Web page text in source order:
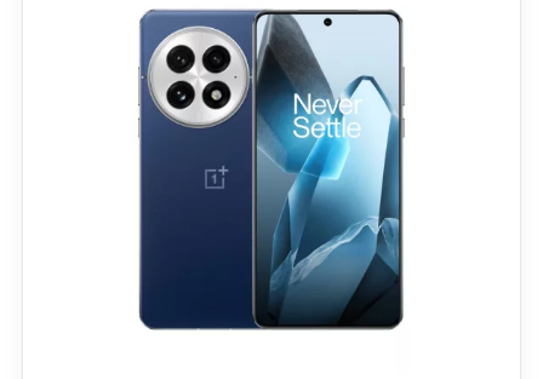
ความสว่างจอสูงสุด: 3,000 nits เป็น 3,300
nits (จอ Super Actua 6.8" ทั้งคู่)
แบตเตอรี่: ประมาณ 5,060 mAh เพิ่มขึ้น
ประมาณ 5,200 mAh (อึดขึ้นเล็กน้อย)
: จาก Qi (Pixel Stand 2 สูงสุด
23W) เป็น Qi2 Pixelsnap สูงสุด 25W (ยึดแม่
เหล็กแน่นกว่า อุปกรณ์เสริมใหม่)
: ทั้งคู่เร็ว 45W, แต่ 10 Pro XL ระบุ
~70% ใน ~30 นาที (9 Pro XL ก็ ~70%/30
กล้องมุมกว้าง + 200MP กล้องเทเลโฟโต้
กล้องหน้า 32MP ถ่ายพอร์ตเทรตและวิดีโอ
คุณภาพสูง
หน้าจอ AMOLED 6.78” ความละเอียด
2800×1260 พิกเซล อัตรารีเฟรช 120Hz ความ
ชิป MediaTek Dimensity 9400 (3nm)
ความเร็วสูงสุด 626GHz
ด้วยกล้องหลัง 4 ตัวความละเอียด 50MP ทุกเลนส์
ครอบคลุมมุมกว้างพิเศษ มุมกว้างหลัก เทเลโฟโต้
และอัลตร้าเทเลโฟโต้ รองรับ Optical Zoom สูงสุด
6X และ Digital Zoom ถึง 18X ทำให้คุณถ่ายได้
ครบทุกระยะด้วยโทรศัพท์กล้องเดียว
กล้องหลัก 50MP f/1.6 พร้อม OIS แบบ 2 แกน
เลนส์ 7P คุณภาพสูง เก็บแสงและรายละเอียดได้
ยอดเยี่ยมในทุกสภาพแสง ตั้งแต่ภาพวิวกว้าง ไป
จนถึงพอร์ตเทรตหน้าชัดหลังละลาย